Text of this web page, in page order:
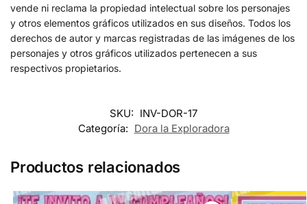
vende ni reclama la propiedad intelectual sobre los personajes
y otros elementos gráficos utilizados en sus diseños. Todos los
derechos de autor y marcas registradas de las imágenes de los
personajes y otros gráficos utilizados pertenecen a sus
respectivos propietarios.
SKU: INV-DOR-17
Categoría: Dora la Exploradora
Productos relacionados